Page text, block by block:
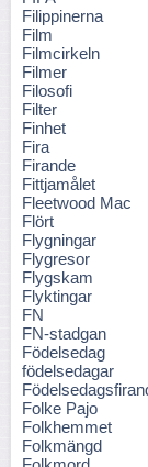
Filippinerna
Film
Filmcirkeln
Filmer
Filosofi
Filter
Finhet
Fira
Firande
Fittjamålet
Fleetwood Mac
Flört
Flygningar
Flygresor
Flygskam
Flyktingar
FN
FN-stadgan
Födelsedag
födelsedagar
Folke Pajo
Folkhemmet
Folkmängd